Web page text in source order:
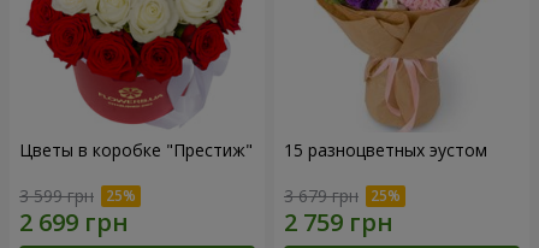
Цветы в коробке "Престиж"
3 599 грн
15 разноцветных эустом
3 679 грн